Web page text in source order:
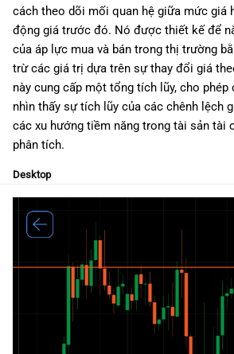
i
g
e
a
Hạn chế
Tổng quan
cách theo dõi mối quan hệ giữa mức giá
động giá trước đó. Nó được thiết kế để
của áp lực mua và bán trong thị trường
trừ các giá trị dựa trên sự thay đổi giá
này cung cấp một tổng tích lũy, cho phép
nhìn thấy sự tích lũy của các chênh lệch
các xu hướng tiềm năng trong tài sản tài
phân tích.
Desktop